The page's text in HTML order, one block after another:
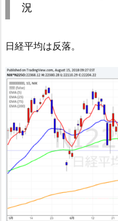
況
日経平均は反落。